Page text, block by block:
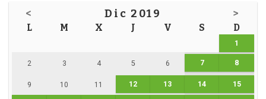
< Dic 2019 >
L M X J V S D
1
2 3 4 5 6 7 8
9 10 11 12 13 14 15